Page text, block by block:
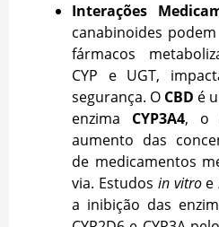
Interações
canabinoides
fármacos
CYP e UGT,
segurança. O CBD é
enzima CYP3A4, o
aumento das
de medicamentos
via. Estudos in vitroe
a inibição das